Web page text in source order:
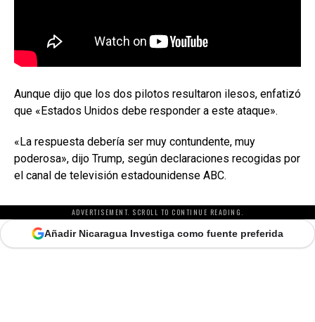
Aunque dijo que los dos pilotos resultaron ilesos, enfatizó
que «Estados Unidos debe responder a este ataque».
«La respuesta debería ser muy contundente, muy
poderosa», dijo Trump, según declaraciones recogidas por
el canal de televisión estadounidense ABC.
ADVERTISEMENT. SCROLL TO CONTINUE READING.
Añadir Nicaragua Investiga como fuente preferida